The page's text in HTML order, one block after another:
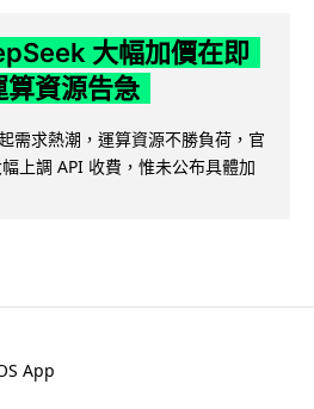
大幅加價在即
資源告急
需求熱潮，運算資源不勝負荷，官
上調 API 收費，惟未公布具體加
App